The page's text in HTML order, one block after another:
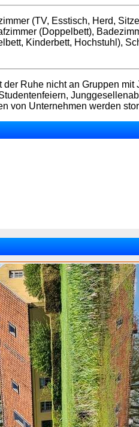
(TV, Esstisch, Herd,
(Doppelbett),
Kinderbett, Hochstuhl),
Ruhe nicht an Gruppen
von Unternehmen werden